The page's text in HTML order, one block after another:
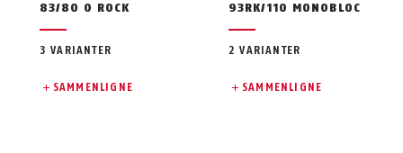
83/80 O ROCK
3 VARIANTER
SAMMENLIGNE
93RK/110 MONOBLOC
2 VARIANTER
SAMMENLIGNE